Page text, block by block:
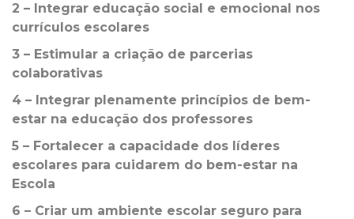
2 – Integrar educação social e emocional nos
currículos escolares
3 – Estimular a criação de parcerias
colaborativas
4 – Integrar plenamente princípios de bem-
estar na educação dos professores
5 – Fortalecer a capacidade dos líderes
escolares para cuidarem do bem-estar na
Escola
6 – Criar um ambiente escolar seguro para